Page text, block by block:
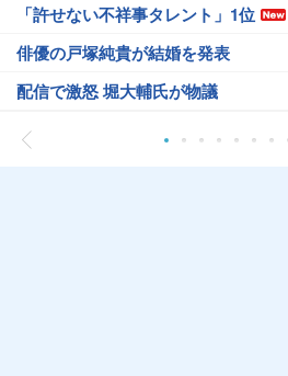
「許せない不祥事タレント」1位
俳優の戸塚純貴が結婚を発表
配信で激怒 堀大輔氏が物議